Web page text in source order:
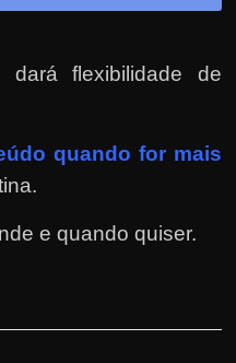
flexibilidade de
quando for mais
e quando quiser.